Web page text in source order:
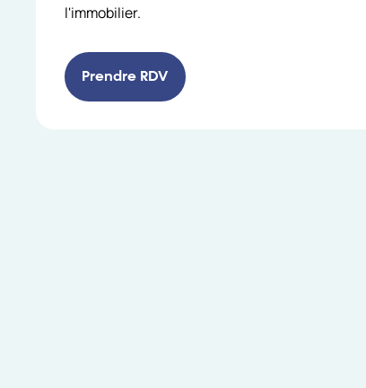
l'immobilier.
Prendre RDV